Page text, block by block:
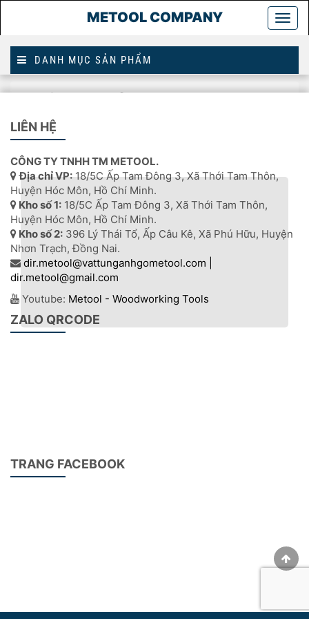
METOOL COMPANY
DANH MỤC SẢN PHẨM
Trangsửa chữa máy gỗ
SỬA CHỮA MÁY GỖ
LIÊN HỆ
CÔNG TY TNHH TM METOOL.
Địa chỉ VP:18/5C Ấp Tam Đông 3, Xã Thới Tam Thôn,
Huyện Hóc Môn, Hồ Chí Minh.
Kho số 1: 18/5C Ấp Tam Đông 3, Xã Thới Tam Thôn,
Huyện Hóc Môn, Hồ Chí Minh.
Kho số 2: 396 Lý Thái Tổ, Ấp Câu Kê, Xã Phú Hữu, Huyện
Nhơn Trạch, Đồng Nai.
dir.metool@vattunganhgometool.com |
dir.metool@gmail.com
Youtube: Metool - Woodworking Tools
ZALO QRCODE
TRANG FACEBOOK